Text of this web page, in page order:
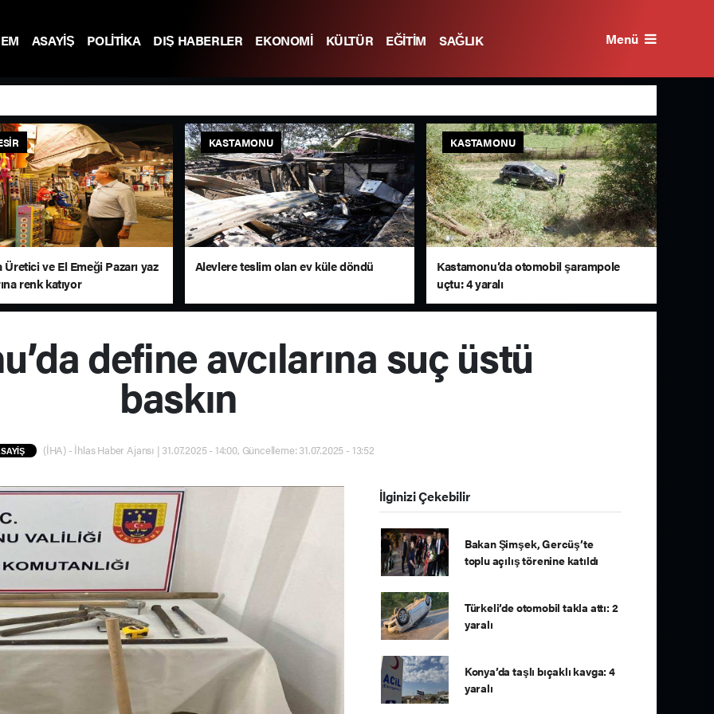
ASAYİŞ POLİTİKA DIŞ HABERLER EKONOMİ KÜLTÜR EĞİTİM SAĞLIK Menü
Üretici ve El Emeği Pazarı yaz
renk katıyor
KASTAMONU
Alevlere teslim olan ev küle döndü
KASTAMONU
Kastamonu’da otomobil şarampole
uçtu: 4 yaralı
define avcılarına suç üstü
baskın
(İHA) - İhlas Haber Ajansı | 31.07.2025 - 14:00, Güncelleme: 31.07.2025 - 13:52
İlginizi Çekebilir
Bakan Şimşek, Gercüş’te
toplu açılış törenine katıldı
Türkeli’de otomobil takla attı: 2
yaralı
Konya’da taşlı bıçaklı kavga: 4
yaralı